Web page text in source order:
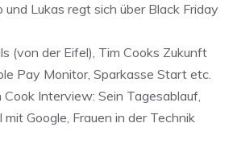
und Lukas regt sich über Black Friday
(von der Eifel), Tim Cooks Zukunft
Pay Monitor, Sparkasse Start etc.
Cook Interview: Sein Tagesablauf,
mit Google, Frauen in der Technik